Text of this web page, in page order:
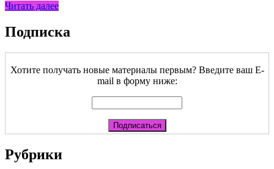
Читать далее
Подписка
Хотите получать новые материалы первым? Введите ваш E-
mail в форму ниже:
Рубрики